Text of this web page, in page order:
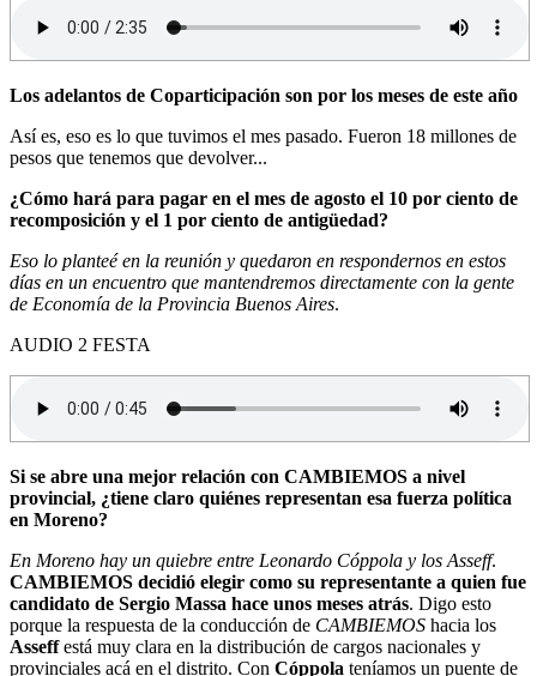
Los adelantos de Coparticipación son por los meses de este año
Así es, eso es lo que tuvimos el mes pasado. Fueron 18 millones de
pesos que tenemos que devolver...
¿Cómo hará para pagar en el mes de agosto el 10 por ciento de
recomposición y el 1 por ciento de antigüedad?
Eso lo planteé en la reunión y quedaron en respondernos en estos
días en un encuentro que mantendremos directamente con la gente
de Economía de la Provincia Buenos Aires.
AUDIO 2 FESTA
Si se abre una mejor relación con CAMBIEMOS a nivel
provincial, ¿tiene claro quiénes representan esa fuerza política
en Moreno?
En Moreno hay un quiebre entre Leonardo Cóppola y los Asseff.
CAMBIEMOS decidió elegir como su representante a quien fue
candidato de Sergio Massa hace unos meses atrás. Digo esto
porque la respuesta de la conducción de CAMBIEMOS hacia los
Asseffestá muy clara en la distribución de cargos nacionales y
provinciales acá en el distrito. Con Cóppola teníamos un puente de